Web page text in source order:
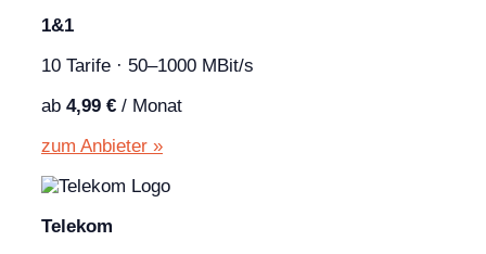
1&1
10 Tarife · 50–1000 MBit/s
ab 4,99 € / Monat
zum Anbieter »
Telekom